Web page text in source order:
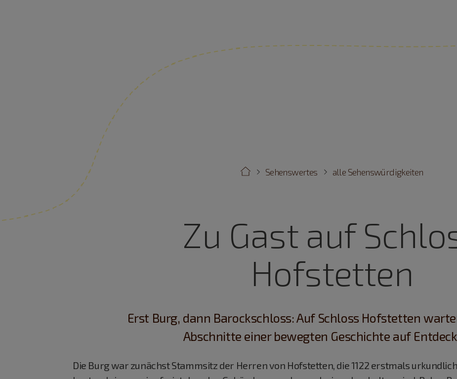
alle Sehenswürdigkeiten
Sehenswertes
Zu Gast auf
Hofstetten
Erst Burg, dann Barockschloss: Auf Schloss Hofstetten
Abschnitte einer bewegten Geschichte auf
Die Burg war zunächst Stammsitz der Herren von Hofstetten, die 1122 erstmals